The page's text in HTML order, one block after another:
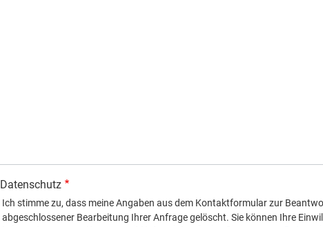
Datenschutz
Ich stimme zu, dass meine Angaben aus dem Kontaktformular zur
abgeschlossener Bearbeitung Ihrer Anfrage gelöscht. Sie können Ihre